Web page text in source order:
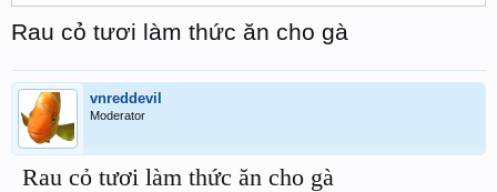
Rau cỏ tươi làm thức ăn cho gà
vnreddevil
Moderator
Rau cỏ tươi làm thức ăn cho gà